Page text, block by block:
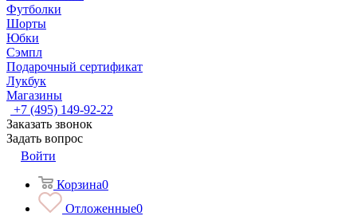
Футболки
Шорты
Юбки
Сэмпл
Подарочный сертификат
Лукбук
Магазины
+7 (495) 149-92-22
Заказать звонок
Задать вопрос
Войти
Корзина0
Отложенные0